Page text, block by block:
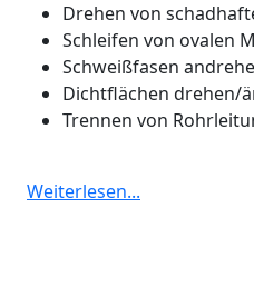
Drehen von
Schleifen von ovalen
Schweißfasen
Dichtflächen drehen/
Trennen von
Weiterlesen...